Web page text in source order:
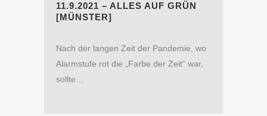
11.9.2021 – ALLES AUF GRÜN
[MÜNSTER]
Nach der langen Zeit der Pandemie, wo
Alarmstufe rot die „Farbe der Zeit“ war,
sollte…